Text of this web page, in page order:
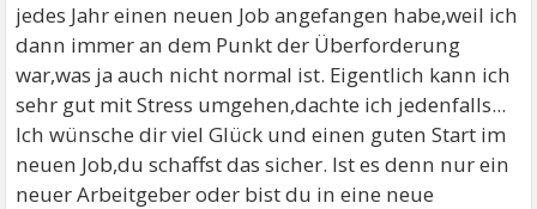
jedes Jahr einen neuen Job angefangen habe,weil ich
dann immer an dem Punkt der Überforderung
war,was ja auch nicht normal ist. Eigentlich kann ich
sehr gut mit Stress umgehen,dachte ich jedenfalls...
Ich wünsche dir viel Glück und einen guten Start im
neuen Job,du schaffst das sicher. Ist es denn nur ein
neuer Arbeitgeber oder bist du in eine neue